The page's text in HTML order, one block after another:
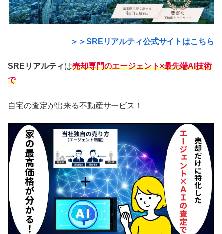
＞＞SREリアルティ公式サイトはこちら
SREリアルティは売却専門のエージェント×最先端AI技術
で
自宅の査定が出来る不動産サービス！